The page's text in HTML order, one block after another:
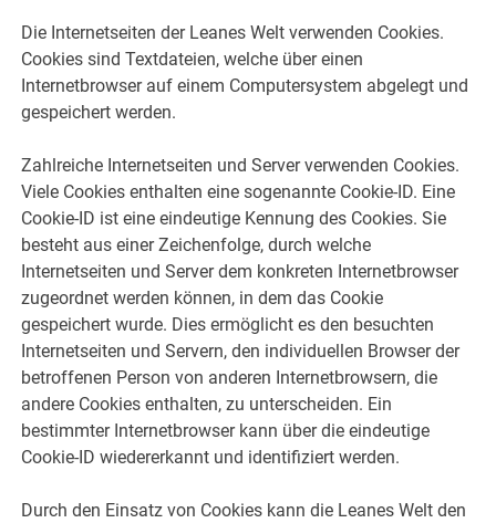
Die Internetseiten der Leanes Welt verwenden Cookies.
Cookies sind Textdateien, welche über einen
Internetbrowser auf einem Computersystem abgelegt und
gespeichert werden.
Zahlreiche Internetseiten und Server verwenden Cookies.
Viele Cookies enthalten eine sogenannte Cookie-ID. Eine
Cookie-ID ist eine eindeutige Kennung des Cookies. Sie
besteht aus einer Zeichenfolge, durch welche
Internetseiten und Server dem konkreten Internetbrowser
zugeordnet werden können, in dem das Cookie
gespeichert wurde. Dies ermöglicht es den besuchten
Internetseiten und Servern, den individuellen Browser der
betroffenen Person von anderen Internetbrowsern, die
andere Cookies enthalten, zu unterscheiden. Ein
bestimmter Internetbrowser kann über die eindeutige
Cookie-ID wiedererkannt und identifiziert werden.
Durch den Einsatz von Cookies kann die Leanes Welt den